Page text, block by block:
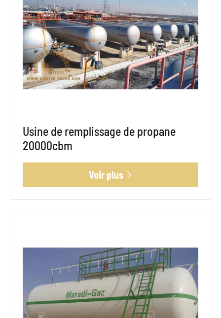
Usine de remplissage de propane
20000cbm
Voir plus 